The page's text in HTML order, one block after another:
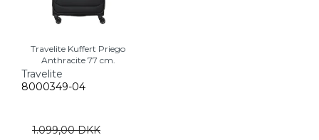
Travelite Kuffert Priego
Anthracite 77 cm.
Travelite
8000349-04
1.099,00 DKK